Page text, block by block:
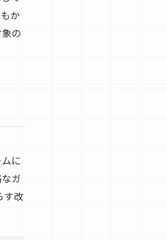
か
の
に
ガ
す改